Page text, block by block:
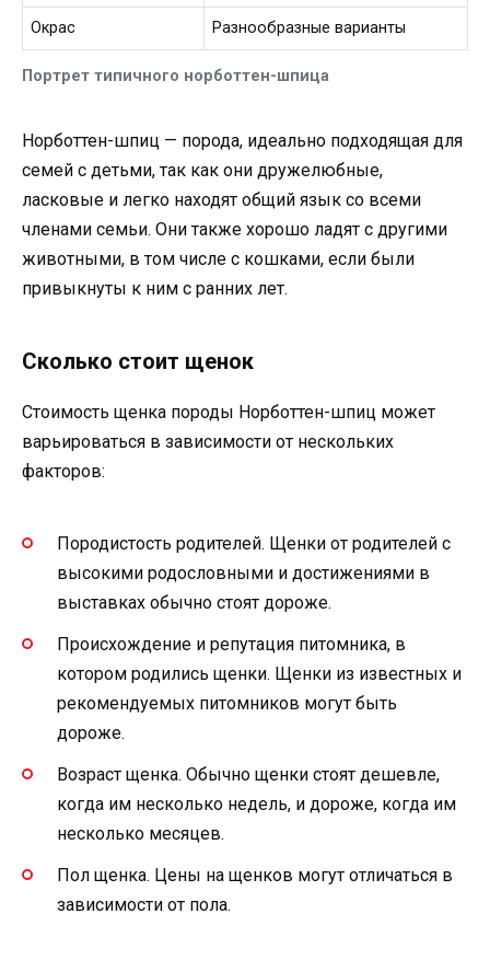
Портрет типичного норботтен-шпица
Окрас Разнообразные варианты
Норботтен-шпиц — порода, идеально подходящая для
семей с детьми, так как они дружелюбные,
ласковые и легко находят общий язык со всеми
членами семьи. Они также хорошо ладят с другими
животными, в том числе с кошками, если были
привыкнуты к ним с ранних лет.
Сколько стоит щенок
Стоимость щенка породы Норботтен-шпиц может
варьироваться в зависимости от нескольких
факторов:
Породистость родителей. Щенки от родителей с
высокими родословными и достижениями в
выставках обычно стоят дороже.
Происхождение и репутация питомника, в
котором родились щенки. Щенки из известных и
рекомендуемых питомников могут быть
дороже.
Возраст щенка. Обычно щенки стоят дешевле,
когда им несколько недель, и дороже, когда им
несколько месяцев.
Пол щенка. Цены на щенков могут отличаться в
зависимости от пола.